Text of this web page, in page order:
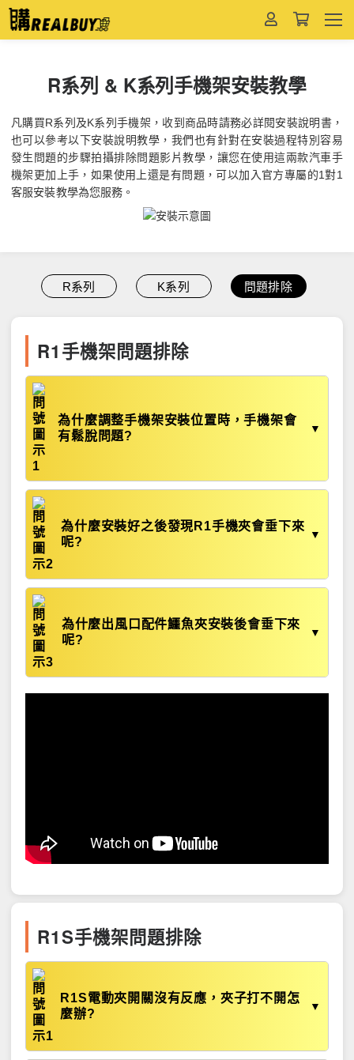
R系列 & K系列手機架安裝教學
凡購買R系列及K系列手機架，收到商品時請務必詳閱安裝說明書，
也可以參考以下安裝說明教學，我們也有針對在安裝過程特別容易
發生問題的步驟拍攝排除問題影片教學，讓您在使用這兩款汽車手
機架更加上手，如果使用上還是有問題，可以加入官方專屬的1對1
客服安裝教學為您服務。
R系列 K系列 問題排除
R1手機架問題排除
為什麼調整手機架安裝位置時，手機架會
有鬆脫問題?
▼
為什麼安裝好之後發現R1手機夾會垂下來
呢?
▼
為什麼出風口配件鱷魚夾安裝後會垂下來
呢?
▼
R1S手機架問題排除
R1S電動夾開關沒有反應，夾子打不開怎
麼辦?
▼